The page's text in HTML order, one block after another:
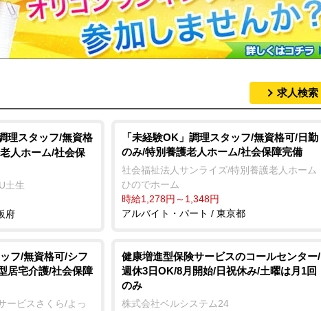
求人検索
理スタッフ/無資格
人ホーム/社会保
土生
府
「未経験OK」調理スタッフ/無資格可/日勤
のみ/特別養護老人ホーム/社会保障完備
社会福祉法人サンライズ/特別養護老人ホーム
ひのでホーム
時給1,278円～1,348円
アルバイト・パート / 東京都
フ/無資格可/シフ
居宅介護/社会保障
ービスさくら/よっ
健康増進型保険サービスのコールセンター/
週休3日OK/8月開始/日祝休み/土曜は月1回
のみ
株式会社ベルシステム24